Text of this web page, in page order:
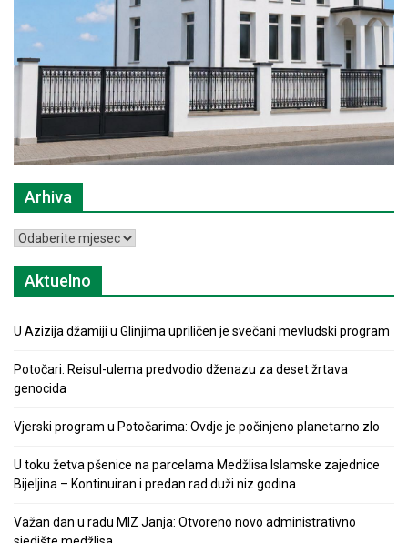
Arhiva
Arhiva
Aktuelno
U Azizija džamiji u Glinjima upriličen je svečani mevludski program
Potočari: Reisul-ulema predvodio dženazu za deset žrtava
genocida
Vjerski program u Potočarima: Ovdje je počinjeno planetarno zlo
U toku žetva pšenice na parcelama Medžlisa Islamske zajednice
Bijeljina – Kontinuiran i predan rad duži niz godina
Važan dan u radu MIZ Janja: Otvoreno novo administrativno